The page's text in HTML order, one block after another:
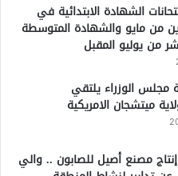
الشهادة الابتدائية في
من مايو والشهادة المتوسطة
من يوليو المقبل
مجلس الوزراء يلتقي
ميتشجان الامريكية
مصنع أصيل للصابون .. والي